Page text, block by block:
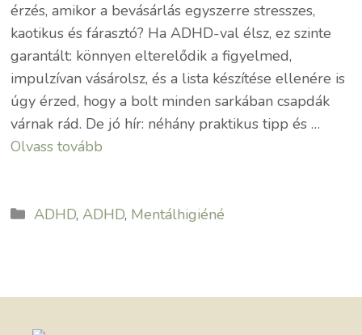
érzés, amikor a bevásárlás egyszerre stresszes,
kaotikus és fárasztó? Ha ADHD-val élsz, ez szinte
garantált: könnyen elterelődik a figyelmed,
impulzívan vásárolsz, és a lista készítése ellenére is
úgy érzed, hogy a bolt minden sarkában csapdák
várnak rád. De jó hír: néhány praktikus tipp és …
Olvass tovább
Kategória
ADHD,ADHD, Mentálhigiéné